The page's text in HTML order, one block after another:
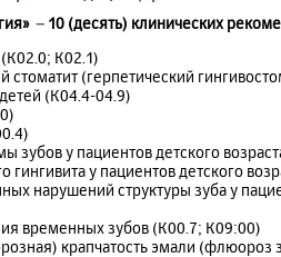
– 10 (десять) клинических
К02.1)
стоматит (герпетический
(К04.4-04.9)
зубов у пациентов детского
гингивита у пациентов детского
нарушений структуры зуба у
временных зубов (К00.7; К09:00)
крапчатость эмали (флюороз